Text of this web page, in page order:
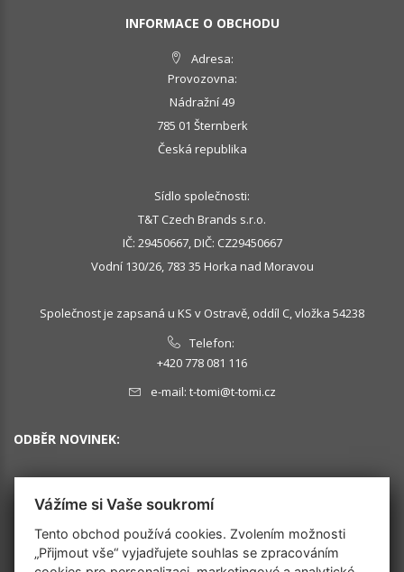
INFORMACE O OBCHODU
Adresa:
Provozovna:
Nádražní 49
785 01 Šternberk
Česká republika
Sídlo společnosti:
T&T Czech Brands s.r.o.
IČ: 29450667, DIČ: CZ29450667
Vodní 130/26, 783 35 Horka nad Moravou
Společnost je zapsaná u KS v Ostravě, oddíl C, vložka 54238
Telefon:
+420 778 081 116
e-mail: t-tomi@t-tomi.cz
ODBĚR NOVINEK:
OK
Vážíme si Vaše soukromí
Tento obchod používá cookies. Zvolením možnosti
„Přijmout vše“ vyjadřujete souhlas se zpracováním